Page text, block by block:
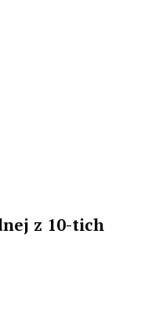
z 10-tich